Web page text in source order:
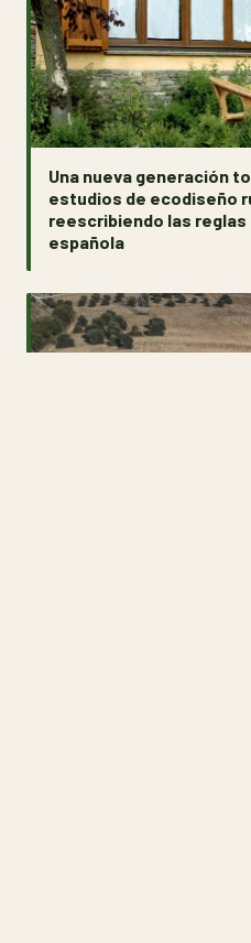
Una nueva generación
estudios de ecodiseño
reescribiendo las
española